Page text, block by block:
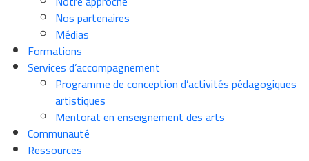
Nos partenaires
Médias
Formations
Services d’accompagnement
Programme de conception d’activités pédagogiques
artistiques
Mentorat en enseignement des arts
Communauté
Ressources